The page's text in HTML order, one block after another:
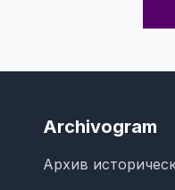
Archivogram
Архив